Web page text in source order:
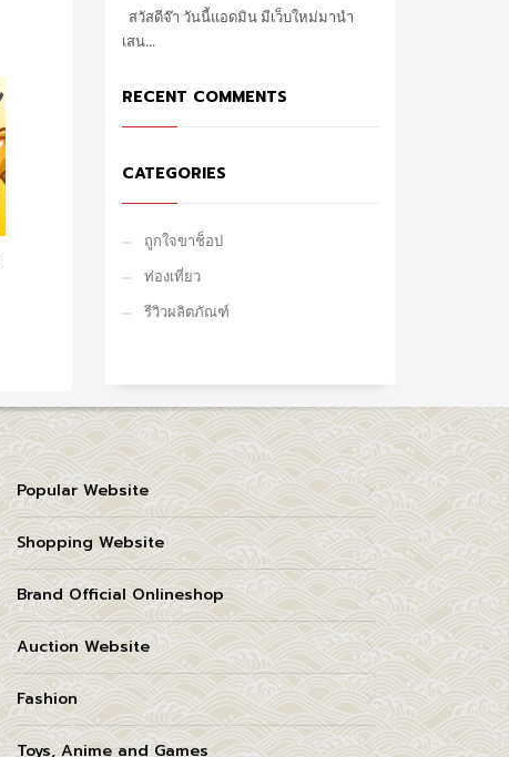
สวัสดีจ๊า วันนี้แอดมิน มีเว็บใหม่มานำ
เสน...
RECENT COMMENTS
CATEGORIES
ถูกใจขาช็อป
ท่องเที่ยว
รีวิวผลิตภัณฑ์
Popular Website
Shopping Website
Brand Official Onlineshop
Auction Website
Fashion
Toys, Anime and Games